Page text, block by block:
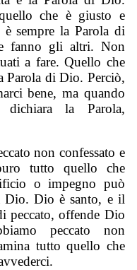
che è giusto e
sempre la Parola di
fanno gli altri. Non
a fare. Quello che
Parola di Dio. Perciò,
bene, ma quando
la Parola,
non confessato e
tutto quello che
o impegno può
Dio. Dio è santo, e il
peccato, offende Dio
peccato non
tutto quello che